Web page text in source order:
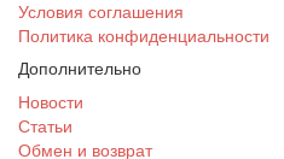
Условия соглашения
Политика конфиденциальности
Дополнительно
Новости
Статьи
Обмен и возврат